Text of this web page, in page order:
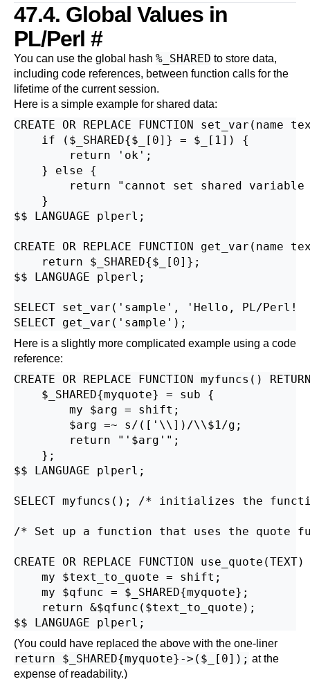
47.4. Global Values in
PL/Perl #
You can use the global hash %_SHARED to store data,
including code references, between function calls for the
lifetime of the current session.
Here is a simple example for shared data:
CREATE OR REPLACE FUNCTION
    if ($_SHARED{$_[0]} = $_[1]) {
        return 'ok';
    } else {
return "cannot set shared variable
    }
$$ LANGUAGE plperl;
CREATE OR REPLACE FUNCTION get_var(name
    return $_SHARED{$_[0]};
$$ LANGUAGE plperl;
SELECT set_var('sample', 'Hello, PL/
Here is a slightly more complicated example using a code
reference:
CREATE OR REPLACE FUNCTION myfuncs()
    $_SHARED{myquote} = sub {
        my $arg = shift;
        $arg =~ s/(['\\])/\\$1/g;
        return "'$arg'";
    };
$$ LANGUAGE plperl;
SELECT myfuncs(); /* initializes the
/* Set up a function that uses the quote
CREATE OR REPLACE FUNCTION
    my $text_to_quote = shift;
    my $qfunc = $_SHARED{myquote};
    return &$qfunc($text_to_quote);
(You could have replaced the above with the one-liner
return $_SHARED{myquote}->($_[0]); at the
expense of readability.)